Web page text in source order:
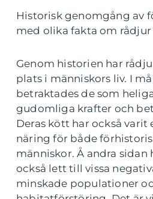
Historisk genomgång av
med olika fakta om rådjur
Genom historien har
plats i människors liv. I
betraktades de som
gudomliga krafter och
Deras kött har också
näring för både
människor. Å andra sidan
också lett till vissa
minskade populationer